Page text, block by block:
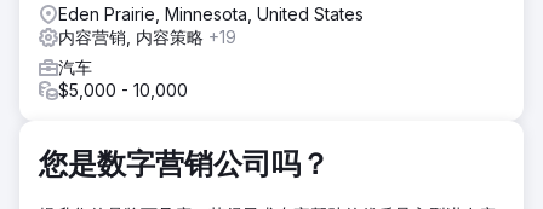
则。我们优化了元标签、标题结构、图片替代文字、内部链接
和页面加载速度；并持续利用 Google Search Console 和
Analytics 数据更新内容，以确保策略的有效性。
结果
摘要和“其他人也问了”版块。自然流量直接提升了应用下载量
Eden Prairie, Minnesota, United States
内容营销, 内容策略 +19
汽车
$5,000 - 10,000
您是数字营销公司吗？